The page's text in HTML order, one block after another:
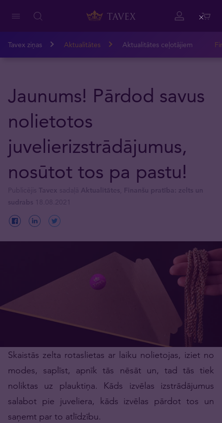
Tavex ziņas Aktualitātes Aktualitātes ceļotājiem
Jaunums! Pārdod savus
nolietotos
juvelierizstrādājumus,
nosūtot tos pa pastu!
Skaistās zelta rotaslietas ar laiku nolietojas, iziet no
modes, saplīst, apnīk tās nēsāt un, tad tās tiek
noliktas uz plauktiņa. Kāds izvēlas izstrādājumus
salabot pie juveliera, kāds izvēlas pārdot tos un
saņemt par to atlīdzību.
Close